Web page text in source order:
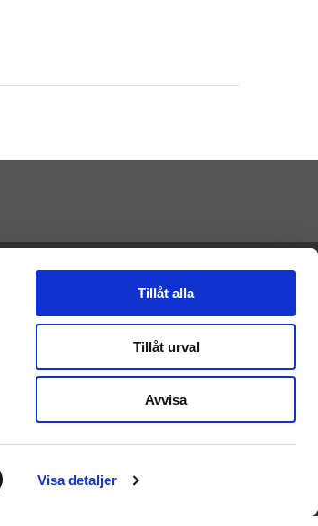
Visa detaljer
Tillåt alla
Tillåt urval
Avvisa
Kontakt@presenteriet.se